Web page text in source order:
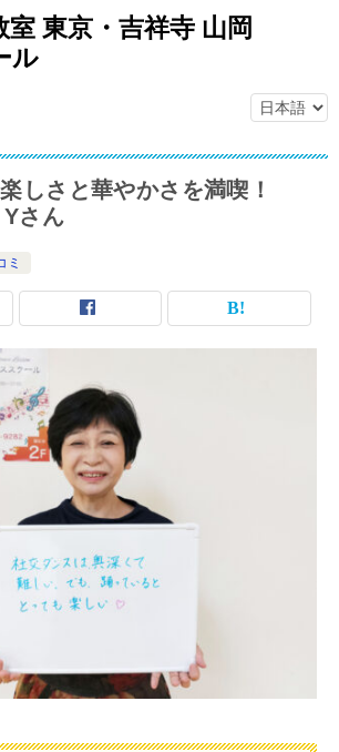
東京・吉祥寺 山岡
ル
しさと華やかさを満喫！
さん
ミ